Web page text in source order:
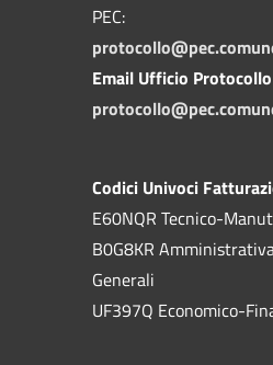
PEC:
Email Ufficio Protocollo
Codici Univoci
E60NQR Tecnico-
B0G8KR
Generali
UF397Q Economico-